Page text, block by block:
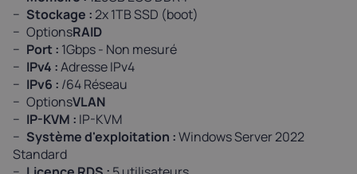
Stockage : 2x 1TB SSD (boot)
OptionsRAID
Port : 1Gbps - Non mesuré
IPv4 :Adresse IPv4
IPv6 : /64 Réseau
OptionsVLAN
IP-KVM : IP-KVM
Système d'exploitation :Windows Server 2022
Standard